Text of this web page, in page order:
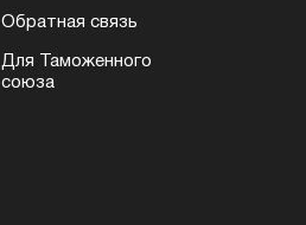
Обратная связь
Для Таможенного
союза